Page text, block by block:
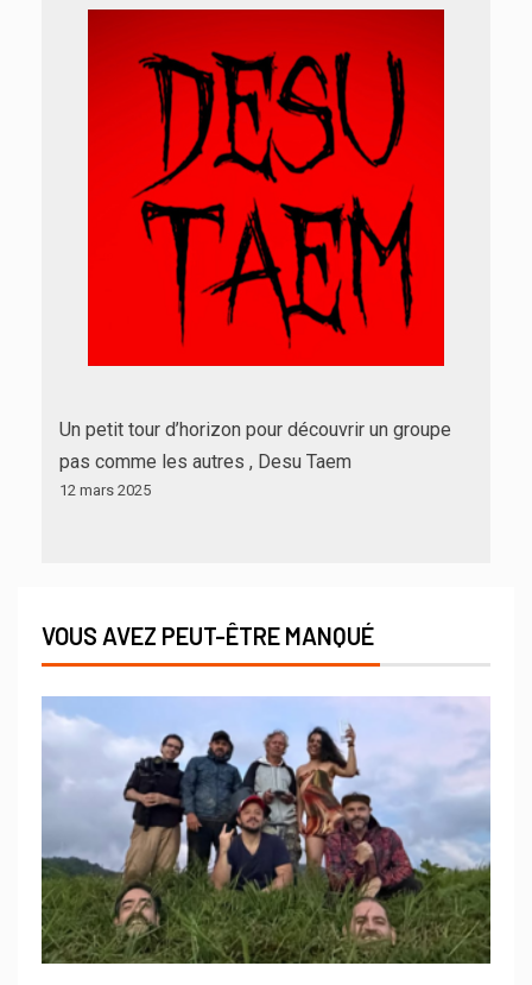
Un petit tour d’horizon pour découvrir un groupe
pas comme les autres , Desu Taem
12 mars 2025
VOUS AVEZ PEUT-ÊTRE MANQUÉ